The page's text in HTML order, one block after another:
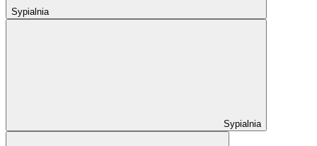
Sypialnia
Sypialnia